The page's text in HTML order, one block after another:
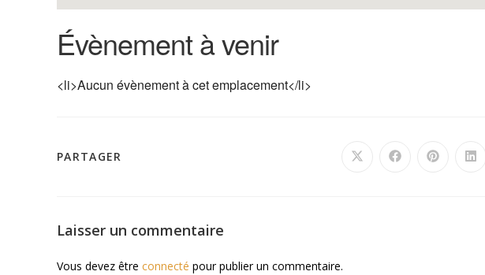
Évènement à venir
<li>Aucun évènement à cet emplacement</li>
PARTAGER
Laisser un commentaire
Vous devez être connecté pour publier un commentaire.